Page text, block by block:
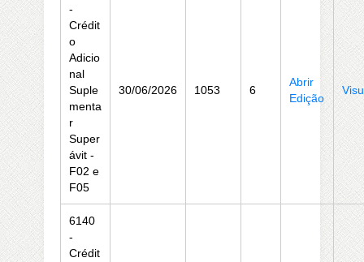
-
Crédit
o
Adicio
nal
Suple
menta
r
Super
ávit -
F02 e
F05
30/06/2026 1053 6
Abrir
Edição
6140
-
Crédit